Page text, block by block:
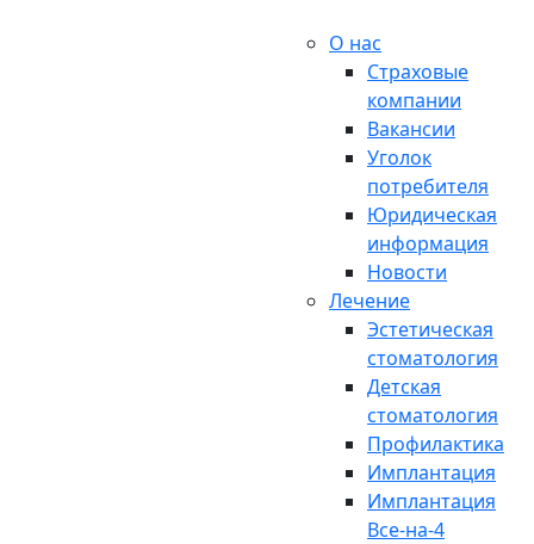
О нас
Страховые
компании
Вакансии
Уголок
потребителя
Юридическая
информация
Новости
Лечение
Эстетическая
стоматология
Детская
стоматология
Профилактика
Имплантация
Имплантация
Все-на-4